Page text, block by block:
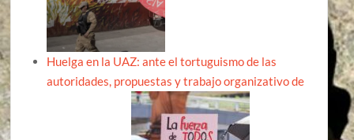
Huelga en la UAZ: ante el tortuguismo de las
autoridades, propuestas y trabajo organizativo de